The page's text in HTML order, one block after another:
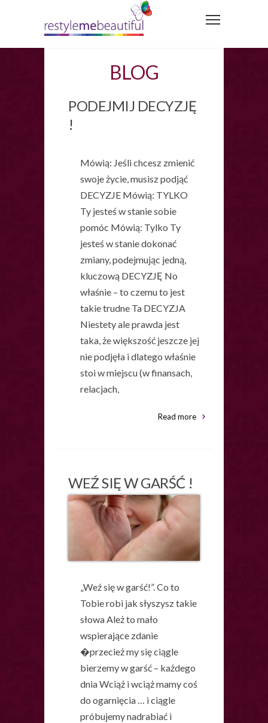
BLOG
PODEJMIJ DECYZJĘ
!
Mówią: Jeśli chcesz zmienić
swoje życie, musisz podjąć
DECYZJE Mówią: TYLKO
Ty jesteś w stanie sobie
pomóc Mówią: Tylko Ty
jesteś w stanie dokonać
zmiany, podejmując jedną,
kluczową DECYZJĘ No
właśnie – to czemu to jest
takie trudne Ta DECYZJA
Niestety ale prawda jest
taka, że większość jeszcze jej
nie podjęła i dlatego właśnie
stoi w miejscu (w finansach,
relacjach,
Read more
WEŹ SIĘ W GARŚĆ !
„Weź się w garść!”. Co to
Tobie robi jak słyszysz takie
słowa Ależ to mało
wspierające zdanie
�przecież my się ciągle
bierzemy w garść – każdego
dnia Wciąż i wciąż mamy coś
do ogarnięcia … i ciągle
próbujemy nadrabiać i